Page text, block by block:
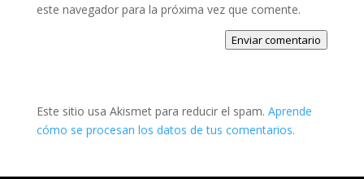
este navegador para la próxima vez que comente.
Enviar comentario
Este sitio usa Akismet para reducir el spam. Aprende
cómo se procesan los datos de tus comentarios.